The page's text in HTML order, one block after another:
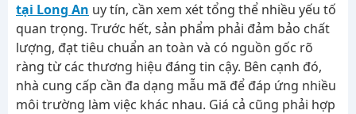
tại Long An uy tín, cần xem xét tổng thể nhiều yếu tố
quan trọng. Trước hết, sản phẩm phải đảm bảo chất
lượng, đạt tiêu chuẩn an toàn và có nguồn gốc rõ
ràng từ các thương hiệu đáng tin cậy. Bên cạnh đó,
nhà cung cấp cần đa dạng mẫu mã để đáp ứng nhiều
môi trường làm việc khác nhau. Giá cả cũng phải hợp